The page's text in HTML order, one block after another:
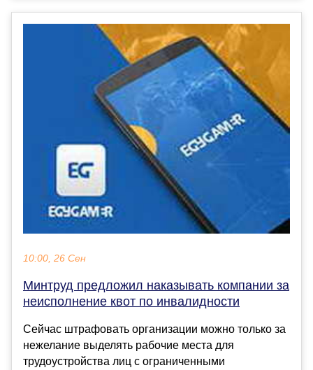
10:00, 26 Сен
Минтруд предложил наказывать компании за
неисполнение квот по инвалидности
Сейчас штрафовать организации можно только за
нежелание выделять рабочие места для
трудоустройства лиц с ограниченными